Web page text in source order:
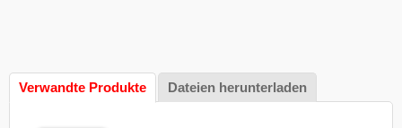
Verwandte Produkte Dateien herunterladen